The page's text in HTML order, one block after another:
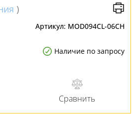
)
Артикул: MOD094CL-06CH
Наличие по запросу